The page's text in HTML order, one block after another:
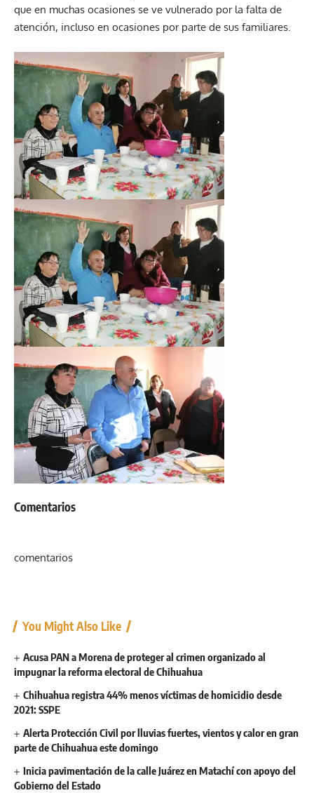
que en muchas ocasiones se ve vulnerado por la falta de
atención, incluso en ocasiones por parte de sus familiares.
Comentarios
comentarios
You Might Also Like
Acusa PAN a Morena de proteger al crimen organizado al
impugnar la reforma electoral de Chihuahua
Chihuahua registra 44% menos víctimas de homicidio desde
2021: SSPE
Alerta Protección Civil por lluvias fuertes, vientos y calor en gran
parte de Chihuahua este domingo
Inicia pavimentación de la calle Juárez en Matachí con apoyo del
Gobierno del Estado